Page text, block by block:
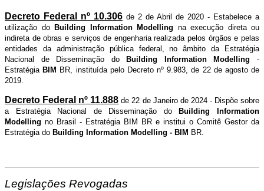
Decreto Federal nº 10.306 de 2 de Abril de 2020 - Estabelece a
utilização do Building Information Modelling na execução direta ou
indireta de obras e serviços de engenharia realizada pelos órgãos e pelas
entidades da administração pública federal, no âmbito da Estratégia
Nacional de Disseminação do
Building Information Modelling -
Estratégia BIM BR, instituída pelo Decreto nº 9.983, de 22 de agosto de
2019.
Decreto Federal nº 11.888 de 22 de Janeiro de 2024 - Dispõe sobre
a Estratégia Nacional de Disseminação do
Building Information
Modelling no Brasil - Estratégia BIM BR e institui o Comitê Gestor da
Estratégia do Building Information Modelling - BIM BR.
Legislações Revogadas